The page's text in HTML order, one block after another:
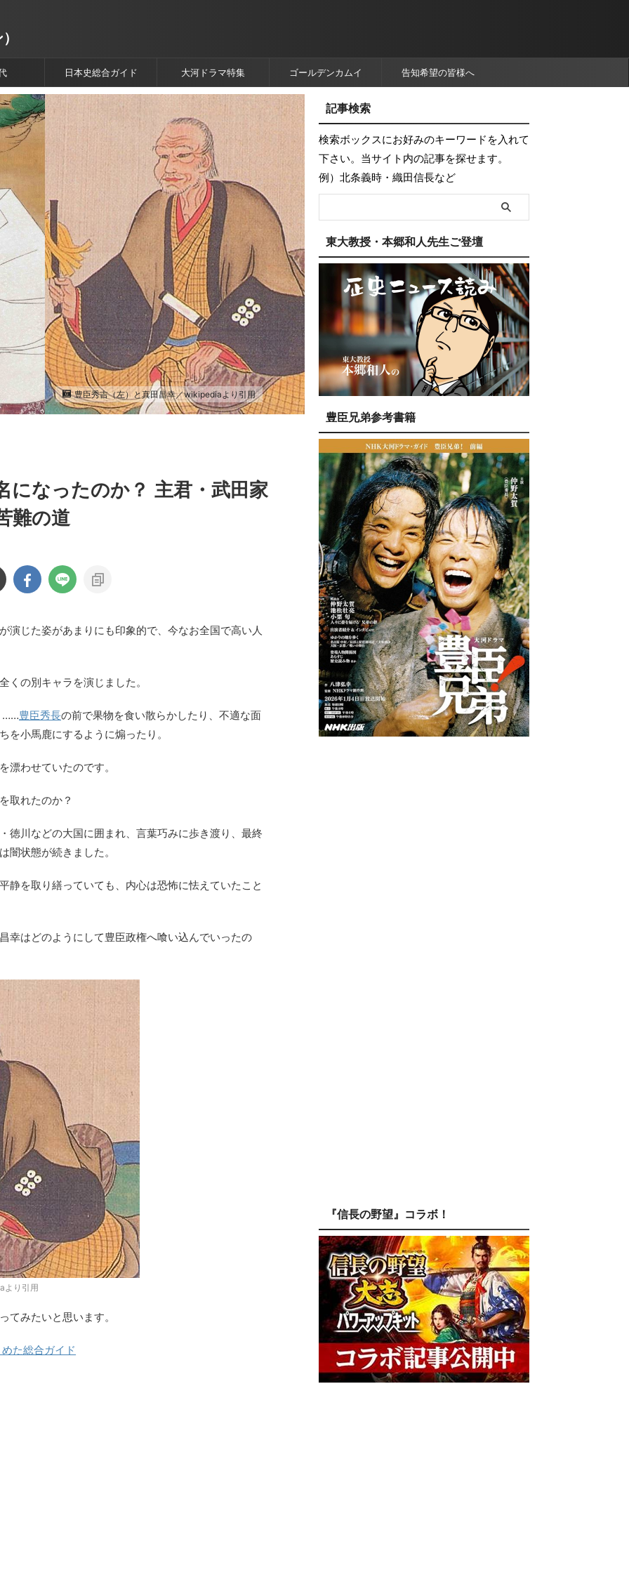
日本史総合ガイド 大河ドラマ特集 ゴールデンカムイ 告知希望の皆様へ
豊臣秀吉（左）と真田昌幸／wikipediaより引用
になったのか？ 主君・武田家
難の道
演じた姿があまりにも印象的で、今なお全国で高い人
くの別キャラを演じました。
……豊臣秀長の前で果物を食い散らかしたり、不適な面
を小馬鹿にするように煽ったり。
漂わせていたのです。
取れたのか？
徳川などの大国に囲まれ、言葉巧みに歩き渡り、最終
闇状態が続きました。
静を取り繕っていても、内心は恐怖に怯えていたこと
幸はどのようにして豊臣政権へ喰い込んでいったの
より引用
てみたいと思います。
た総合ガイド
記事検索
検索ボックスにお好みのキーワードを入れて
下さい。当サイト内の記事を探せます。
例）北条義時・織田信長など
東大教授・本郷和人先生ご登壇
豊臣兄弟参考書籍
『信長の野望』コラボ！